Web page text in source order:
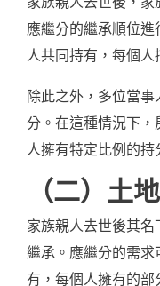
應繼分的繼承順位
人共同持有，每個人
除此之外，多位當
分。在這種情況下，
人擁有特定比例的持
（二）土
家族親人去世後其名
繼承。應繼分的需求
有，每個人擁有的部